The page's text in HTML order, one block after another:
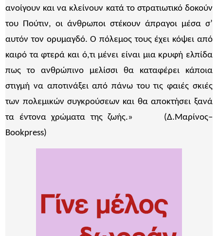
ανοίγουν και να κλείνουν κατά το στρατιωτικό δοκούν
του Πούτιν, οι άνθρωποι στέκουν άπραγοι μέσα σ’
αυτόν τον ορυμαγδό. Ο πόλεμος τους έχει κόψει από
καιρό τα φτερά και ό,τι μένει είναι μια κρυφή ελπίδα
πως το ανθρώπινο μελίσσι θα καταφέρει κάποια
στιγμή να αποτινάξει από πάνω του τις φαιές σκιές
των πολεμικών συγκρούσεων και θα αποκτήσει ξανά
τα έντονα χρώματα της ζωής.» (Δ.Μαρίνος–
Bookpress)